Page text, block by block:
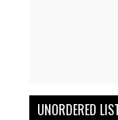
UNORDERED